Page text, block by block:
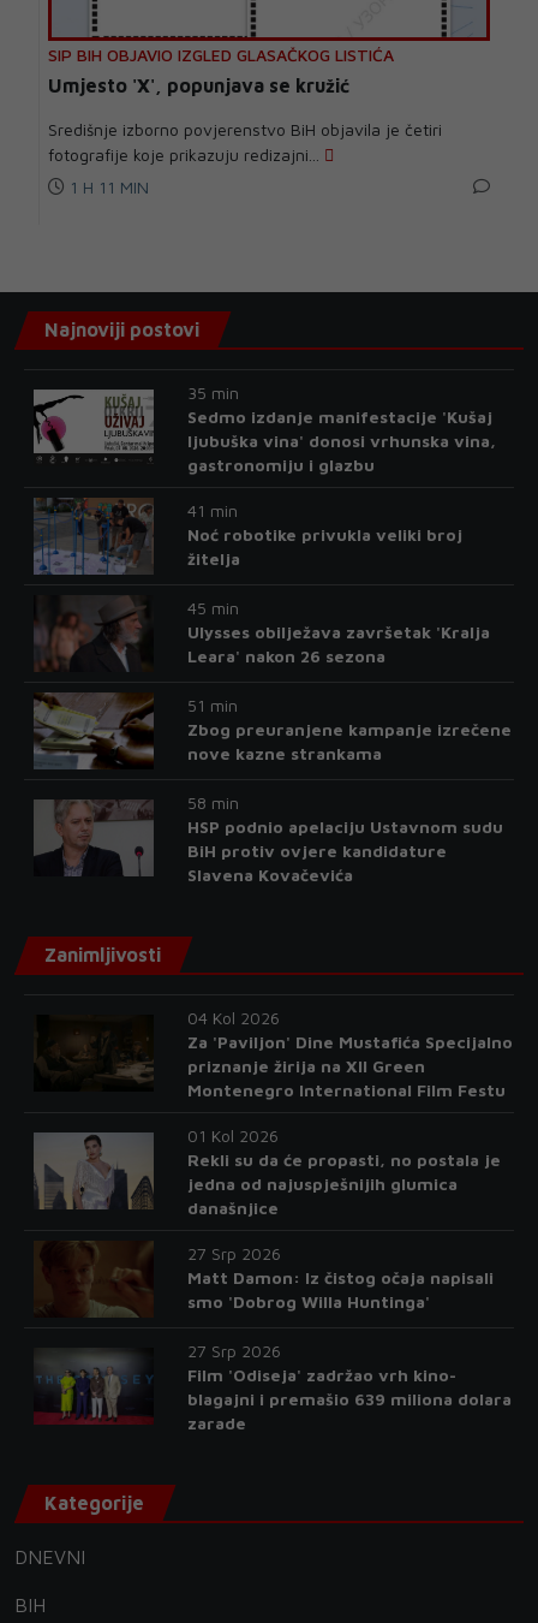
SIP BIH OBJAVIO IZGLED GLASAČKOG LISTIĆA
Umjesto 'X', popunjava se kružić
Središnje izborno povjerenstvo BiH objavila je četiri
fotografije koje prikazuju redizajni...
1 H 11 MIN
Najnoviji postovi
35 min
Sedmo izdanje manifestacije 'Kušaj
ljubuška vina' donosi vrhunska vina,
gastronomiju i glazbu
41 min
Noć robotike privukla veliki broj
žitelja
45 min
Ulysses obilježava završetak 'Kralja
Leara' nakon 26 sezona
51 min
Zbog preuranjene kampanje izrečene
nove kazne strankama
58 min
HSP podnio apelaciju Ustavnom sudu
BiH protiv ovjere kandidature
Slavena Kovačevića
Zanimljivosti
04 Kol 2026
Za 'Paviljon' Dine Mustafića Specijalno
priznanje žirija na XII Green
Montenegro International Film Festu
01 Kol 2026
Rekli su da će propasti, no postala je
jedna od najuspješnijih glumica
današnjice
27 Srp 2026
Matt Damon: Iz čistog očaja napisali
smo 'Dobrog Willa Huntinga'
27 Srp 2026
Film 'Odiseja' zadržao vrh kino-
blagajni i premašio 639 miliona dolara
zarade
Kategorije
DNEVNI
BIH